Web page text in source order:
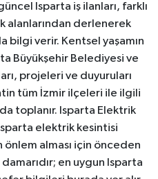
Isparta iş ilanları, farklı
alanlarından derlenerek
bilgi verir. Kentsel yaşamın
Büyükşehir Belediyesi ve
projeleri ve duyuruları
tüm İzmir ilçeleri ile ilgili
toplanır. Isparta Elektrik
elektrik kesintisi
önlem alması için önceden
en uygun Isparta